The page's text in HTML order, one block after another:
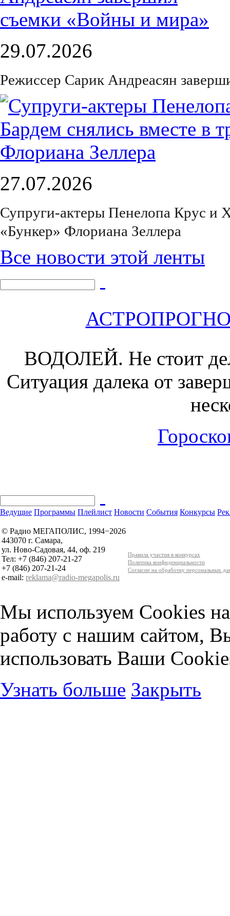
29.07.2026
Режиссер Сарик Андреасян
27.07.2026
Супруги-актеры Пенелопа Крус и
«Бункер» Флориана Зеллера
Все новости этой ленты
ВОДОЛЕЙ. Не стоит
Ситуация далека от
Ведущие Программы Плейлист Новости События Конкурсы
© Радио МЕГАПОЛИС, 1994−2026
443070 г. Самара,
ул. Ново-Садовая, 44, оф. 219
Тел: +7 (846) 207-21-27
+7 (846) 207-21-24
e-mail: reklama@radio-megapolis.ru
Правила участия в конкурсах
Политика конфиденциальности
Согласие на обработку персональных
Мы используем Cookies
работу с нашим сайтом,
использовать Ваши
Узнать больше Закрыть